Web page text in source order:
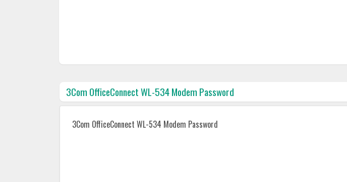
3Com OfficeConnect WL-534 Modem Password
3Com OfficeConnect WL-534 Modem Password